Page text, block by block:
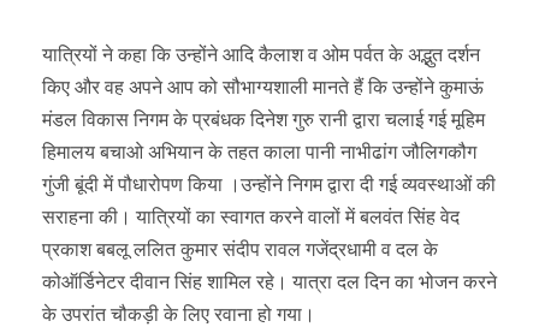
यात्रियों ने कहा कि उन्होंने आदि कैलाश व ओम पर्वत के अद्भुत दर्शन
किए और वह अपने आप को सौभाग्यशाली मानते हैं कि उन्होंने कुमाऊं
मंडल विकास निगम के प्रबंधक दिनेश गुरु रानी द्वारा चलाई गई मूहिम
हिमालय बचाओ अभियान के तहत काला पानी नाभीढांग जौलिगकौग
गुंजी बूंदी में पौधारोपण किया ।उन्होंने निगम द्वारा दी गई व्यवस्थाओं की
सराहना की। यात्रियों का स्वागत करने वालों में बलवंत सिंह वेद
प्रकाश बबलू ललित कुमार संदीप रावल गजेंद्रधामी व दल के
कोऑर्डिनेटर दीवान सिंह शामिल रहे। यात्रा दल दिन का भोजन करने
के उपरांत चौकड़ी के लिए रवाना हो गया।